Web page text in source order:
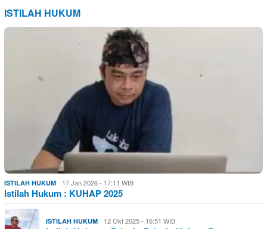
ISTILAH HUKUM
ISTILAH HUKUM 17 Jan 2026 - 17:11 WIB
Istilah Hukum : KUHAP 2025
ISTILAH HUKUM 12 Okt 2025 - 16:51 WIB